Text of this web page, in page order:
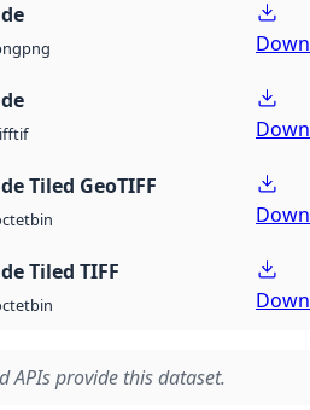
png
tif
Tiled GeoTIFF
bin
Tiled TIFF
bin
APIs provide this dataset.